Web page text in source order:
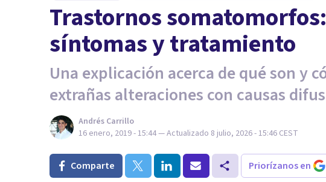
Trastornos
síntomas y tratamiento
Una explicación acerca de qué son y
extrañas alteraciones con causas
Andrés Carrillo
16 enero, 2019 - 15:44— Actualizado 8 julio, 2026 - 15:46 CEST
Comparte Priorízanos en